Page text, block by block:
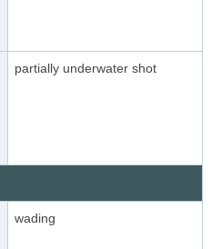
partially underwater shot
wading